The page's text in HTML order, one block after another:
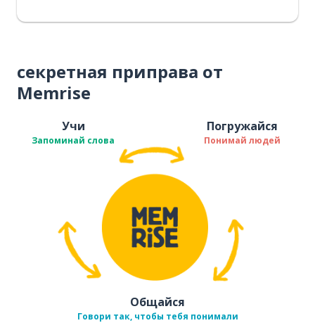
секретная приправа от
Memrise
Учи
Запоминай слова
Погружайся
Понимай людей
Общайся
Говори так, чтобы тебя понимали